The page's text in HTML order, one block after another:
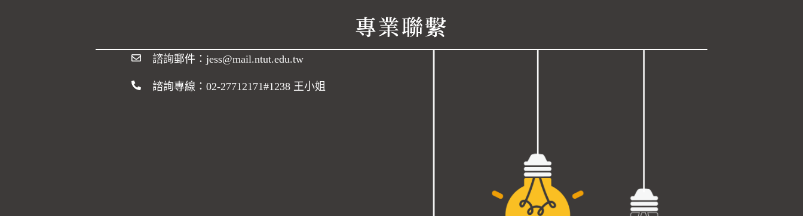
專業聯繫
諮詢郵件： jess@mail.ntut.edu.tw
諮詢專線：02-27712171#1238 王小姐